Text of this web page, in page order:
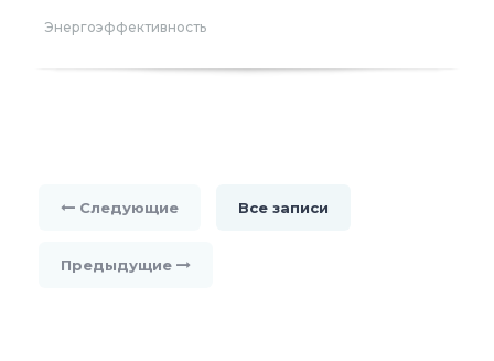
Энергоэффективность
Следующие Все записи
Предыдущие